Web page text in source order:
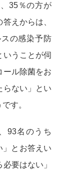
35％の方が
えからは、
の感染予防
いうことが伺
ール除菌をお
らない」とい
す。
93名のうち
」とお答えい
要はない」